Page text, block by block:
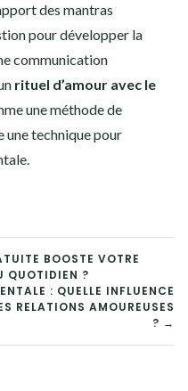
des mantras
pour développer la
communication
rituel d’amour avec le
une méthode de
une technique pour
BOOSTE VOTRE
QUOTIDIEN ?
: QUELLE INFLUENCE
RELATIONS AMOUREUSES
? →